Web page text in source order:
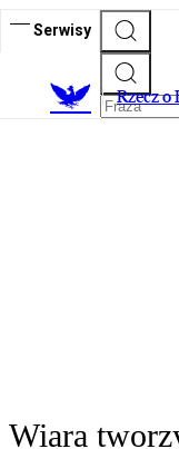
Serwisy
Rzecz
Wiara